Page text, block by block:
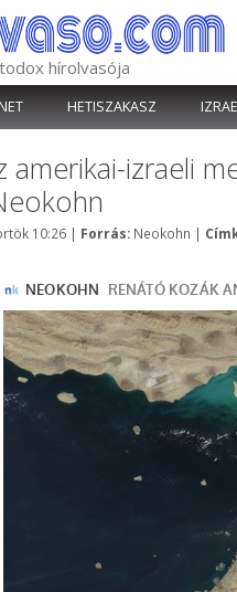
hírolvasója
HETISZAKASZ
amerikai-izraeli
10:26 | Forrás: Kategória
Neokohn |